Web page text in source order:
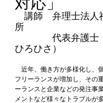
講師 弁理士法人
所
代表弁護士
ひろひさ）
近年、働き方が多様化し、
フリーランスが増加し、その
ーランスと企業などの発注事
メントなど様々なトラブルが